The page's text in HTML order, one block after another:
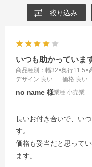
絞り込み
いつも助かっていま
商品種別：幅32×奥行11.5×
デザイン:良い 価格:良い
no name 業種:小売業
長いお付き合いで、い
す。
価格も妥当だと思って
ます。